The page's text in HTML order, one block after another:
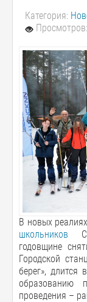
Категория:
В новых
школьников
годовщине
Городской
берег», длится
образованию
проведения –